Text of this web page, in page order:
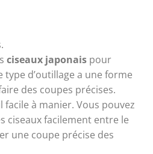
ciseaux japonais pour
type d’outillage a une forme
des coupes précises.
facile à manier. Vous pouvez
ciseaux facilement entre le
une coupe précise des